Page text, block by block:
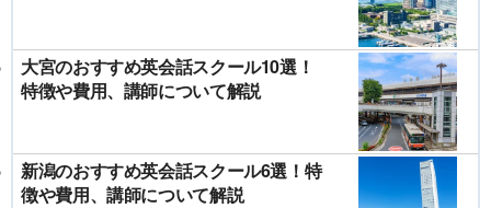
大宮のおすすめ英会話スクール10選！
特徴や費用、講師について解説
新潟のおすすめ英会話スクール6選！特
徴や費用、講師について解説